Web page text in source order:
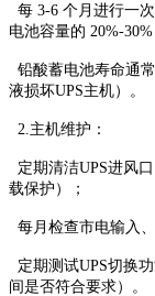
每 3-6 个月进行一
电池容量的 20%-
铅酸蓄电池寿命通
液损坏UPS主机）。
2.主机维护：
定期清洁UPS进风
载保护）；
每月检查市电输入
定期测试UPS切换
间是否符合要求）。